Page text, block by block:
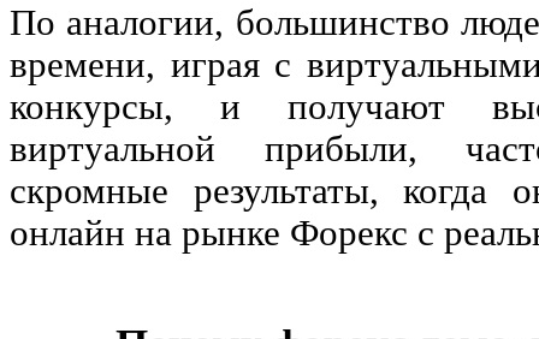
По аналогии, большинство
времени, играя с
конкурсы, и получают
виртуальной прибыли,
скромные результаты, когда
онлайн на рынке Форекс с